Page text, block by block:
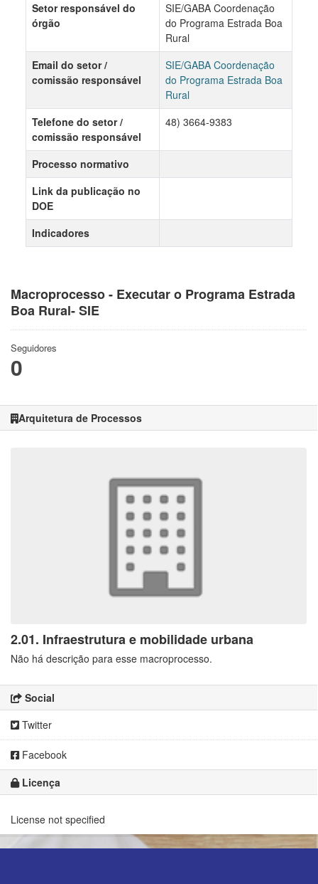
Macroprocesso - Executar o Programa Estrada
Boa Rural- SIE
Seguidores
0
Arquitetura de Processos
2.01. Infraestrutura e mobilidade urbana
Não há descrição para esse macroprocesso.
Social
Twitter
Facebook
Licença
License not specified
Setor responsável do
órgão
SIE/GABA Coordenação
do Programa Estrada Boa
Rural
Email do setor /
comissão responsável
SIE/GABA Coordenação
do Programa Estrada Boa
Rural
Telefone do setor /
comissão responsável
48) 3664-9383
Processo normativo
Link da publicação no
DOE
Indicadores